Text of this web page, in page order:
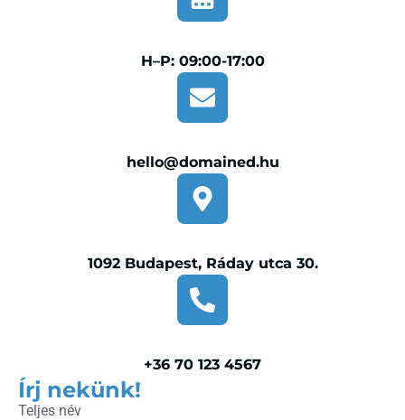
Írj nekünk!
Teljes név
H–P: 09:00-17:00
hello@domained.hu
1092 Budapest, Ráday utca 30.
+36 70 123 4567